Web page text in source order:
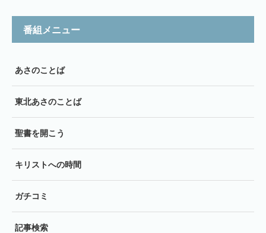
番組メニュー
あさのことば
東北あさのことば
聖書を開こう
キリストへの時間
ガチコミ
記事検索